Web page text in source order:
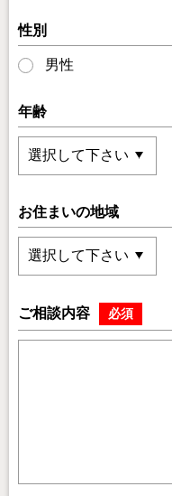
性別
男性
年齢
お住まいの地域
ご相談内容 必須